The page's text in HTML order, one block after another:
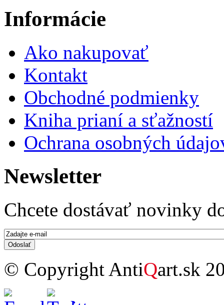
Informácie
Ako nakupovať
Kontakt
Obchodné podmienky
Kniha prianí a sťažností
Ochrana osobných
Newsletter
Chcete dostávať novinky
E-mail*
© Copyright AntiQart.sk